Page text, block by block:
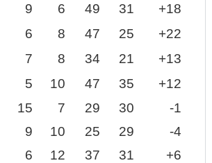
9 6 49 31
+18
6 8 47 25
+22
7 8 34 21
+13
5 10 47 35
+12
15 7 29 30
-1
9 10 25 29
-4
6 12 37 31
+6